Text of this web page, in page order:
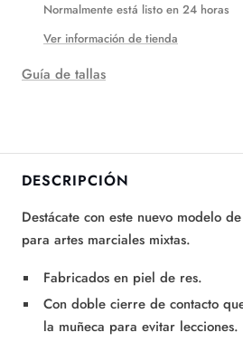
Normalmente está listo en 24 horas
Ver información de tienda
Guía de tallas
DESCRIPCIÓN
Destácate con este nuevo modelo
para artes marciales mixtas.
Fabricados en piel de res.
Con doble cierre de contacto
la muñeca para evitar lecciones.